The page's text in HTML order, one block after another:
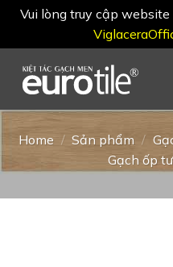
Vui lòng truy cập
content
Home / Sản phẩm /
Gạch ốp